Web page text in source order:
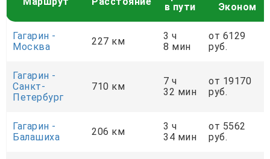
в пути
Эконом
Гагарин -
Москва
227 км
3 ч
8 мин
от 6129
руб.
Гагарин -
Санкт-
Петербург
710 км
7 ч
32 мин
от 19170
руб.
Гагарин -
Балашиха
206 км
3 ч
34 мин
от 5562
руб.